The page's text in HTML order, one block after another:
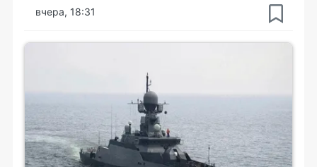
вчера, 18:31